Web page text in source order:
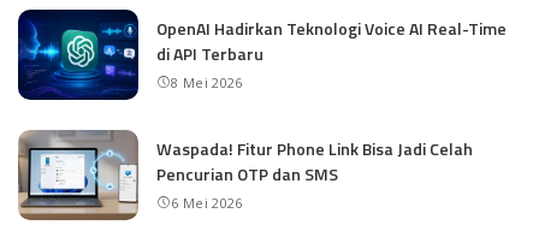
OpenAI Hadirkan Teknologi Voice AI Real-Time
di API Terbaru
8 Mei 2026
Waspada! Fitur Phone Link Bisa Jadi Celah
Pencurian OTP dan SMS
6 Mei 2026